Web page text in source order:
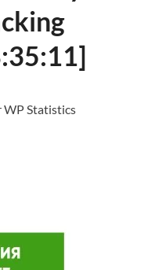
WP Statistics